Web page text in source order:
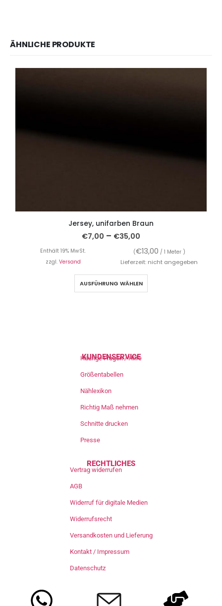
ÄHNLICHE PRODUKTE
Jersey, unifarben Braun
€7,00 – €35,00
Enthält 19% MwSt. (€13,00 / 1 Meter )
zzgl. Versand Lieferzeit: nicht angegeben
AUSFÜHRUNG WÄHLEN
KUNDENSERVICE
Häufige Fragen / Hilfe
Größentabellen
Nählexikon
Richtig Maß nehmen
Schnitte drucken
Presse
RECHTLICHES
Vertrag widerrufen
AGB
Widerruf für digitale Medien
Widerrufsrecht
Versandkosten und Lieferung
Kontakt / Impressum
Datenschutz